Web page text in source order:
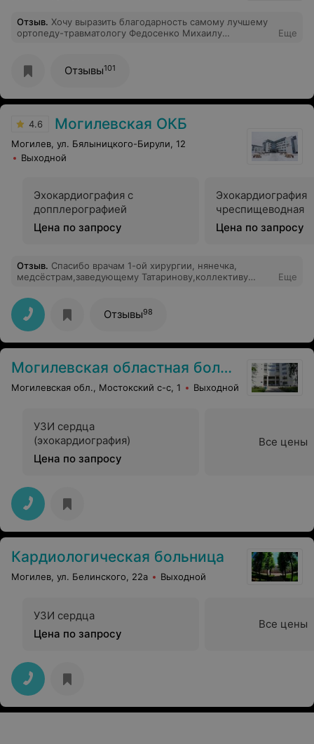
Отзыв. Хочу выразить благодарность самому лучшему
ортопеду-травматологу Федосенко Михаилу
профессионализму я забыла про боль с которой
боролась более 2 лет . Очень внимательное
большим удовольствием!
Еще
Отзывы101
4.6 Могилевская ОКБ
Могилев, ул. Бялыницкого-Бирули, 12
Выходной
Эхокардиография с
допплерографией
Цена по запросу
Эхокардиография
чреспищеводная
Цена по запросу
Отзыв. Спасибо врачам 1-ой хирургии, нянечка,
медсёстрам,заведующему Татаринову,коллективу
отделению.Отличное обследование, профессионализм
врачей,забота младшего персонала.Единственный
минус курящий младший персонал на входе в
больницу, даже не снимая спецодежду.
Еще
Отзывы98
Могилевская областная больница медицинской реабилитации
Могилевская обл., Мостокский с-с, 1 Выходной
УЗИ сердца
(эхокардиография)
Цена по запросу
Все цены
Кардиологическая больница
Могилев, ул. Белинского, 22а Выходной
УЗИ сердца
Цена по запросу
Все цены